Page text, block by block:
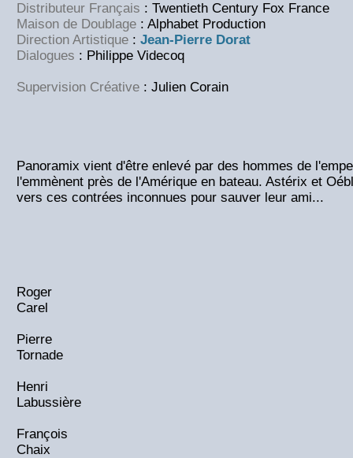
Distributeur Français : Twentieth Century Fox France
Maison de Doublage : Alphabet Production
Direction Artistique : Jean-Pierre Dorat
Dialogues : Philippe Videcoq
Supervision Créative : Julien Corain
Panoramix vient d'être enlevé par des hommes de
l'emmènent près de l'Amérique en bateau. Astérix et
vers ces contrées inconnues pour sauver leur ami...
Roger
Carel
Pierre
Tornade
Henri
Labussière
François
Chaix